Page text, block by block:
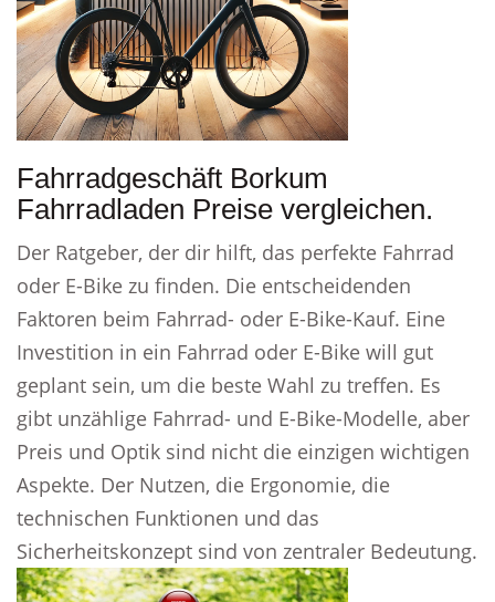
Fahrradgeschäft Borkum
Fahrradladen Preise vergleichen.
Der Ratgeber, der dir hilft, das perfekte Fahrrad
oder E-Bike zu finden. Die entscheidenden
Faktoren beim Fahrrad- oder E-Bike-Kauf. Eine
Investition in ein Fahrrad oder E-Bike will gut
geplant sein, um die beste Wahl zu treffen. Es
gibt unzählige Fahrrad- und E-Bike-Modelle, aber
Preis und Optik sind nicht die einzigen wichtigen
Aspekte. Der Nutzen, die Ergonomie, die
technischen Funktionen und das
Sicherheitskonzept sind von zentraler Bedeutung.